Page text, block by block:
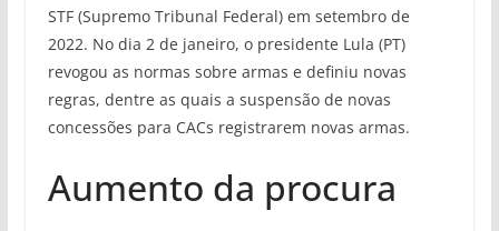
STF (Supremo Tribunal Federal) em setembro de
2022. No dia 2 de janeiro, o presidente Lula (PT)
revogou as normas sobre armas e definiu novas
regras, dentre as quais a suspensão de novas
concessões para CACs registrarem novas armas.
Aumento da procura